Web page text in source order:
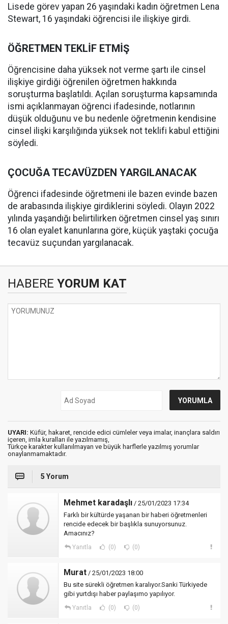
Lisede görev yapan 26 yaşındaki kadın öğretmen Lena
Stewart, 16 yaşındaki öğrencisi ile ilişkiye girdi.
ÖĞRETMEN TEKLİF ETMİŞ
Öğrencisine daha yüksek not verme şartı ile cinsel
ilişkiye girdiği öğrenilen öğretmen hakkında
soruşturma başlatıldı. Açılan soruşturma kapsamında
ismi açıklanmayan öğrenci ifadesinde, notlarının
düşük olduğunu ve bu nedenle öğretmenin kendisine
cinsel ilişki karşılığında yüksek not teklifi kabul ettiğini
söyledi.
ÇOCUĞA TECAVÜZDEN YARGILANACAK
Öğrenci ifadesinde öğretmeni ile bazen evinde bazen
de arabasında ilişkiye girdiklerini söyledi. Olayın 2022
yılında yaşandığı belirtilirken öğretmen cinsel yaş sınırı
16 olan eyalet kanunlarına göre, küçük yaştaki çocuğa
tecavüz suçundan yargılanacak.
HABERE YORUM KAT
UYARI: Küfür, hakaret, rencide edici cümleler veya imalar, inançlara saldırı
içeren, imla kuralları ile yazılmamış,
Türkçe karakter kullanılmayan ve büyük harflerle yazılmış yorumlar
onaylanmamaktadır.
5 Yorum
Mehmet karadaşlı / 25/01/2023 17:34
Farklı bir kültürde yaşanan bir haberi öğretmenleri
rencide edecek bir başlıkla sunuyorsunuz.
Amacınız?
Yanıtla (0) (0)
Murat / 25/01/2023 18:00
Bu site sürekli öğretmen karalıyor.Sanki Türkiyede
gibi yurtdışı haber paylaşımo yapılıyor.
Yanıtla (0) (0)